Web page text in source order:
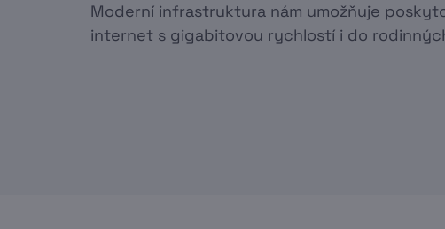
Moderní infrastruktura nám umožňuje
internet s gigabitovou rychlostí i do